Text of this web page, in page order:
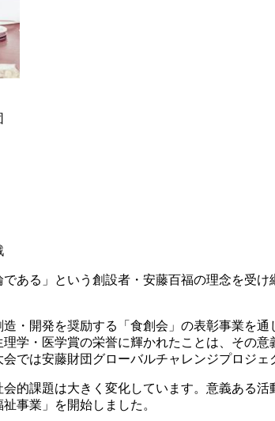
である」という創設者・安藤百福の理念を受
・開発を奨励する「食創会」の表彰事業を
学・医学賞の栄誉に輝かれたことは、その
では安藤財団グローバルチャレンジプロジ
的課題は大きく変化しています。意義ある
事業」を開始しました。